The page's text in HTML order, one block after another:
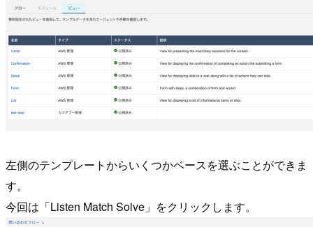
左側のテンプレートからいくつかベースを選ぶことができま
す。
今回は「Listen Match Solve」をクリックします。